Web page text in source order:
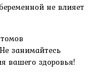
не влияет
занимайтесь
вашего здоровья!